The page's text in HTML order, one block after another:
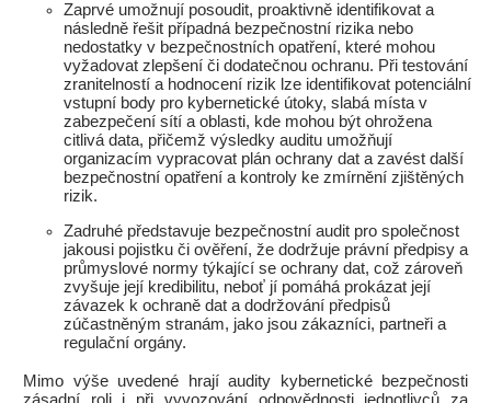
Zaprvé umožnují posoudit, proaktivně identifikovat a
následně řešit případná bezpečnostní rizika nebo
nedostatky v bezpečnostních opatření, které mohou
vyžadovat zlepšení či dodatečnou ochranu. Při testování
zranitelností a hodnocení rizik lze identifikovat potenciální
vstupní body pro kybernetické útoky, slabá místa v
zabezpečení sítí a oblasti, kde mohou být ohrožena
citlivá data, přičemž výsledky auditu umožňují
organizacím vypracovat plán ochrany dat a zavést další
bezpečnostní opatření a kontroly ke zmírnění zjištěných
rizik.
Zadruhé představuje bezpečnostní audit pro společnost
jakousi pojistku či ověření, že dodržuje právní předpisy a
průmyslové normy týkající se ochrany dat, což zároveň
zvyšuje její kredibilitu, neboť jí pomáhá prokázat její
závazek k ochraně dat a dodržování předpisů
zúčastněným stranám, jako jsou zákazníci, partneři a
regulační orgány.
Mimo výše uvedené hrají audity kybernetické bezpečnosti
zásadní roli i při vyvozování odpovědnosti jednotlivců za